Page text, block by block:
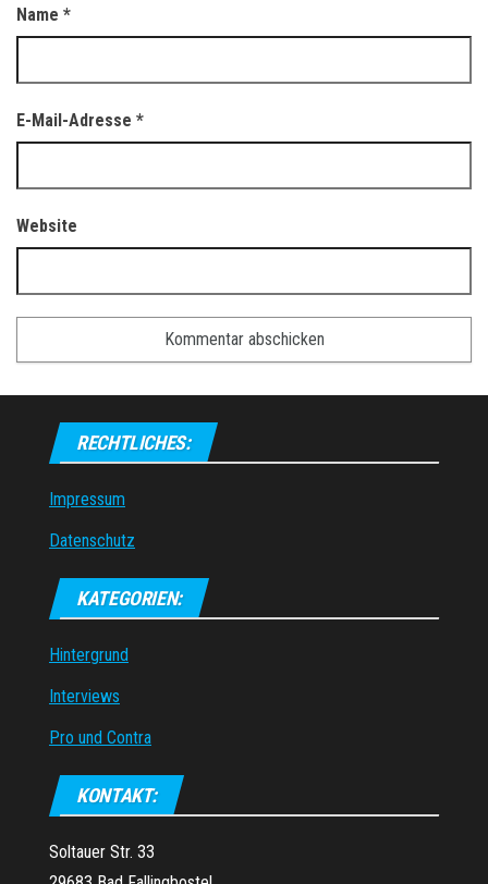
Name *
E-Mail-Adresse *
Website
RECHTLICHES:
Impressum
Datenschutz
KATEGORIEN:
Hintergrund
Interviews
Pro und Contra
KONTAKT:
Soltauer Str. 33